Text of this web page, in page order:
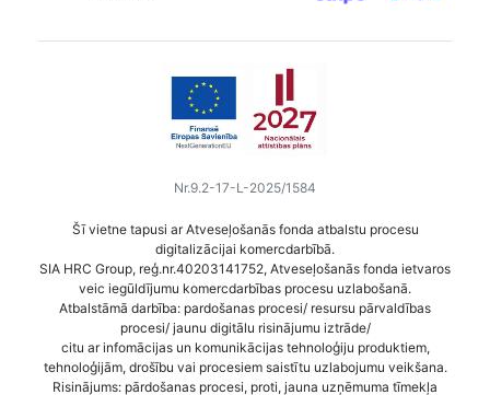
Nr.9.2-17-L-2025/1584
Šī vietne tapusi ar Atveseļošanās fonda atbalstu procesu
digitalizācijai komercdarbībā.
SIA HRC Group, reģ.nr.40203141752, Atveseļošanās fonda ietvaros
veic iegūldījumu komercdarbības procesu uzlabošanā.
Atbalstāmā darbība: pardošanas procesi/ resursu pārvaldības
procesi/ jaunu digitālu risinājumu iztrāde/
citu ar infomācijas un komunikācijas tehnoloģiju produktiem,
tehnoloģijām, drošību vai procesiem saistītu uzlabojumu veikšana.
Risinājums: pārdošanas procesi, proti, jauna uzņēmuma tīmekļa